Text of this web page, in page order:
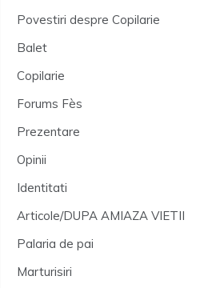
Povestiri despre Copilarie
Balet
Copilarie
Forums Fès
Prezentare
Opinii
Identitati
Articole/DUPA AMIAZA VIETII
Palaria de pai
Marturisiri